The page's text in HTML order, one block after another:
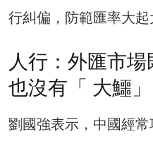
行糾偏，防範匯率大起
人行：外匯市場
也沒有「 大鱷」
劉國強表示，中國經